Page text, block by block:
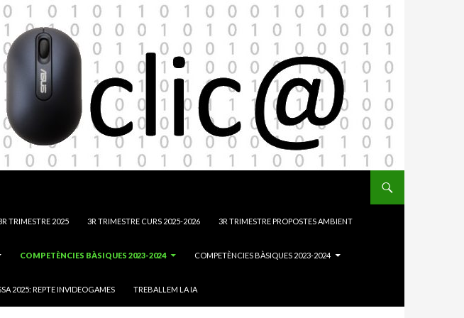
TRIMESTRE 2025 3R TRIMESTRE CURS 2025-2026 3R TRIMESTRE PROPOSTES AMBIENT
COMPETÈNCIES BÀSIQUES 2023-2024 COMPETÈNCIES BÀSIQUES 2023-2024
2025: REPTE INVIDEOGAMES TREBALLEM LA IA